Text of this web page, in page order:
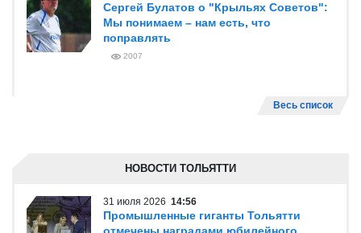
Сергей Булатов о "Крыльях Советов":
Мы понимаем – нам есть, что
поправлять
2007
Весь список
НОВОСТИ ТОЛЬЯТТИ
31 июля 2026 14:56
Промышленные гиганты Тольятти